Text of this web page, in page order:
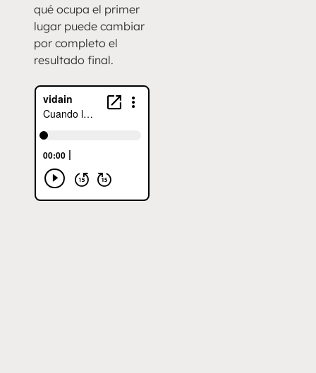
qué ocupa el primer
lugar puede cambiar
por completo el
resultado final.